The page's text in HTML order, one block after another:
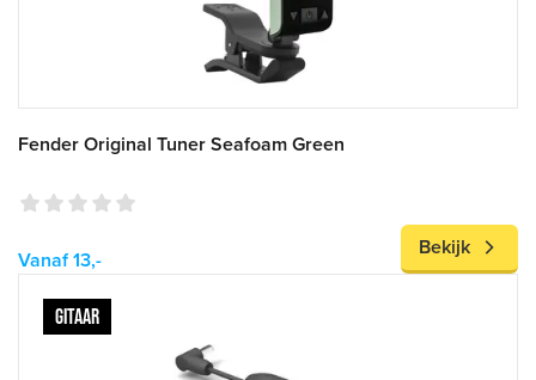
Fender Original Tuner Seafoam Green
Vanaf 13,-
Bekijk
GITAAR